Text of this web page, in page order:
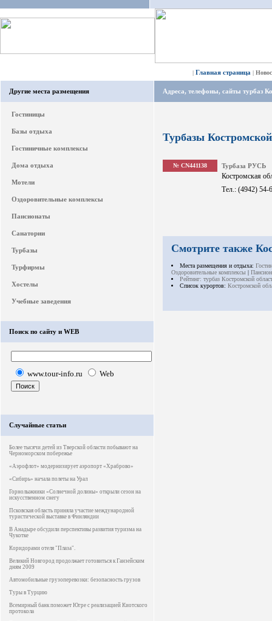
| Главная страница |
Другие места размещения
Гостиницы
Базы отдыха
Гостиничные комплексы
Дома отдыха
Мотели
Оздоровительные комплексы
Пансионаты
Санатории
Турбазы
Турфирмы
Хостелы
Учебные заведения
Поиск по сайту и WEB
www.tour-info.ru Web
Случайные статьи
Более тысячи детей из Тверской области побывают на
Черноморском побережье
«Аэрофлот» модернизирует аэропорт «Храброво»
«Сибирь» начала полеты на Урал
Горнолыжники «Солнечной долины» открыли сезон на
искусственном снегу
Псковская область приняла участие международной
туристической выставке в Финляндии
В Анадыре обсудили перспективы развития туризма на
Чукотке
Коридорами отеля "Плаза".
Великий Новгород продолжает готовиться к Ганзейским
дням 2009
Автомобильные грузоперевозки: безопасность грузов
Туры в Турцию
Всемирный банк поможет Югре с реализацией Киотского
протокола
Адреса, телефоны, сайты турбаз
Турбазы
№ CN441138 Турбаза РУСЬ
Костромская
Тел.: (4942) 54-
Смотрите также
Места размещения и отдыха:
Оздоровительные комплексы |
Рейтинг: турбаз Костромской
Список курортов: Костромской